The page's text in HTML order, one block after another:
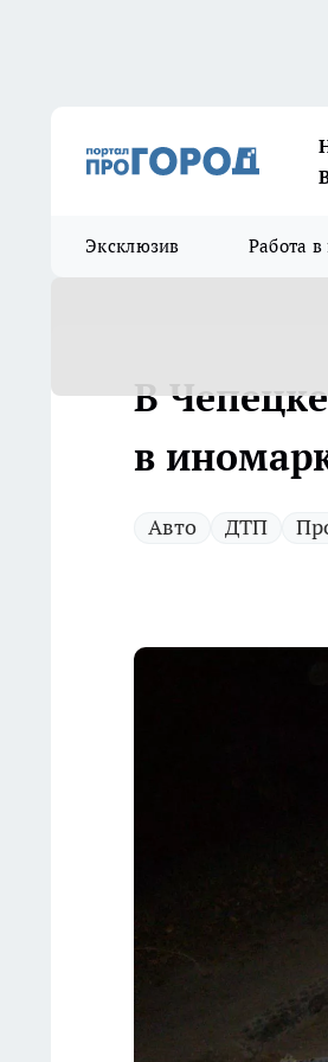
Эксклюзив Работа в
В
в
Авто ДТП